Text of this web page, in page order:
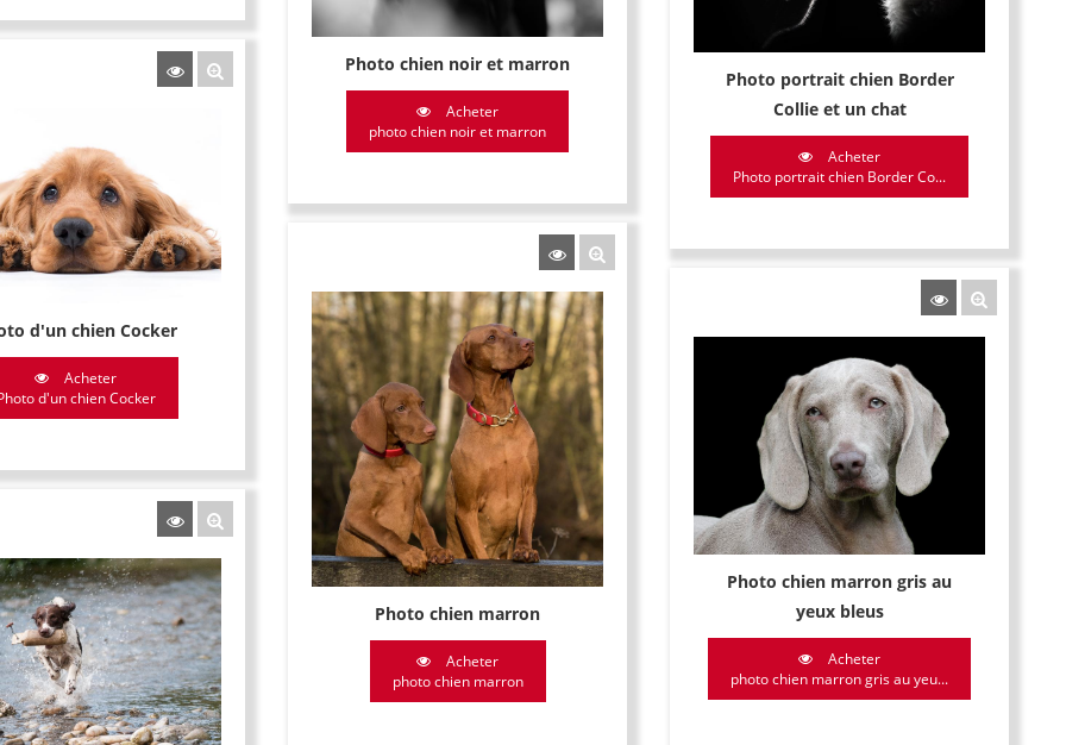
Photo chien noir et marron
Acheter
photo chien noir et marron
Photo portrait chien Border
Collie et un chat
Acheter
Photo portrait chien Border Co...
d'un chien Cocker
Acheter
d'un chien Cocker
Photo chien marron
Acheter
photo chien marron
Photo chien marron gris au
yeux bleus
Acheter
photo chien marron gris au yeu...